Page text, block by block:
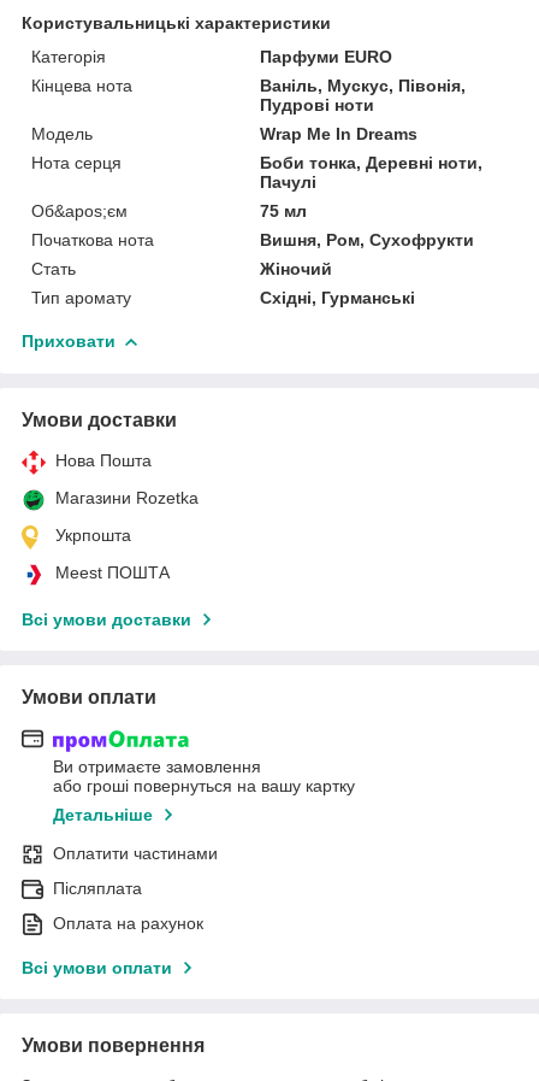
Користувальницькі характеристики
Категорія
Парфуми EURO
Кінцева нота
Ваніль, Мускус, Півонія,
Пудрові ноти
Мoдель
Wrap Me In Dreams
Нота серця
Боби тонка, Деревні ноти,
Пачулі
Об&apos;єм
75 мл
Початкова нота
Вишня, Ром, Сухофрукти
Стать
Жіночий
Тип аромату
Східні, Гурманські
Приховати
Умови доставки
Нова Пошта
Магазини Rozetka
Укрпошта
Meest ПОШТА
Всі умови доставки
Умови оплати
Ви отримаєте замовлення
або гроші повернуться на вашу картку
Детальніше
Оплатити частинами
Післяплата
Оплата на рахунок
Всі умови оплати
Умови повернення